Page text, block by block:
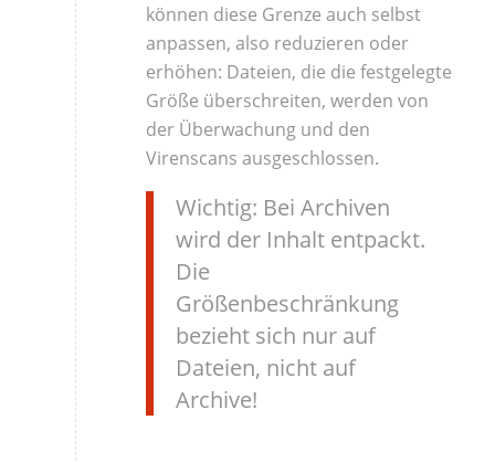
können diese Grenze auch selbst
anpassen, also reduzieren oder
erhöhen: Dateien, die die festgelegte
Größe überschreiten, werden von
der Überwachung und den
Virenscans ausgeschlossen.
Wichtig: Bei Archiven
wird der Inhalt entpackt.
Die
Größenbeschränkung
bezieht sich nur auf
Dateien, nicht auf
Archive!